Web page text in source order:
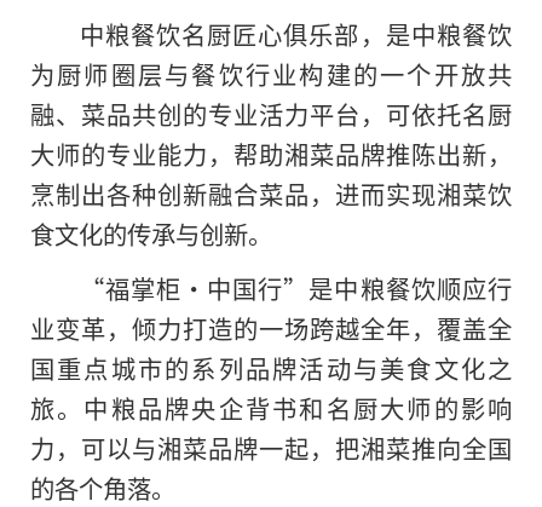
中粮餐饮名厨匠心俱乐部，是中粮餐饮
为厨师圈层与餐饮行业构建的一个开放共
融、菜品共创的专业活力平台，可依托名厨
大师的专业能力，帮助湘菜品牌推陈出新，
烹制出各种创新融合菜品，进而实现湘菜饮
食文化的传承与创新。
“福掌柜·中国行”是中粮餐饮顺应行
业变革，倾力打造的一场跨越全年，覆盖全
国重点城市的系列品牌活动与美食文化之
旅。中粮品牌央企背书和名厨大师的影响
力，可以与湘菜品牌一起，把湘菜推向全国
的各个角落。